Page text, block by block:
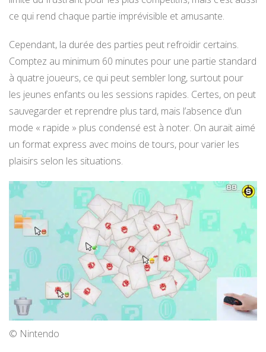
ce qui rend chaque partie imprévisible et amusante.
Cependant, la durée des parties peut refroidir certains.
Comptez au minimum 60 minutes pour une partie standard
à quatre joueurs, ce qui peut sembler long, surtout pour
les jeunes enfants ou les sessions rapides. Certes, on peut
sauvegarder et reprendre plus tard, mais l’absence d’un
mode « rapide » plus condensé est à noter. On aurait aimé
un format express avec moins de tours, pour varier les
plaisirs selon les situations.
© Nintendo